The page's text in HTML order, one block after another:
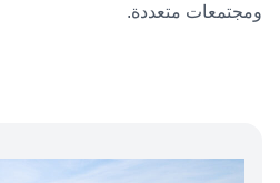
ومجتمعات متعددة.